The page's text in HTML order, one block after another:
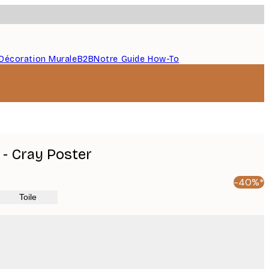
MuraleB2BNotre Guide How-To
Cray Poster
-40%*
Toile